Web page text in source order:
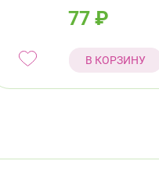
77 ₽
В КОРЗИНУ